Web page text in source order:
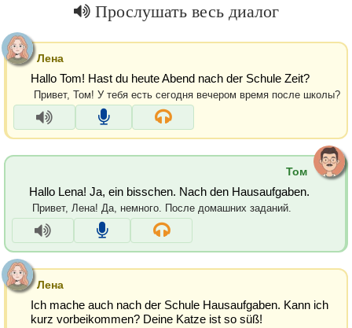
Прослушать весь диалог
Лена
Hallo Tom! Hast du heute Abend nach der Schule Zeit?
Привет, Том! У тебя есть сегодня вечером время после школы?
Том
Hallo Lena! Ja, ein bisschen. Nach den Hausaufgaben.
Привет, Лена! Да, немного. После домашних заданий.
Лена
Ich mache auch nach der Schule Hausaufgaben. Kann ich
kurz vorbeikommen? Deine Katze ist so süß!